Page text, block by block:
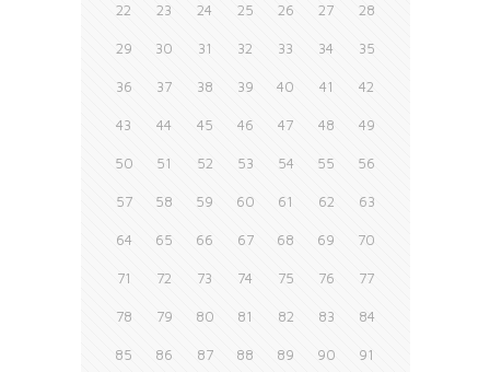
22 23 24 25 26 27 28
29 30 31 32 33 34 35
36 37 38 39 40 41 42
43 44 45 46 47 48 49
50 51 52 53 54 55 56
57 58 59 60 61 62 63
64 65 66 67 68 69 70
71 72 73 74 75 76 77
78 79 80 81 82 83 84
85 86 87 88 89 90 91